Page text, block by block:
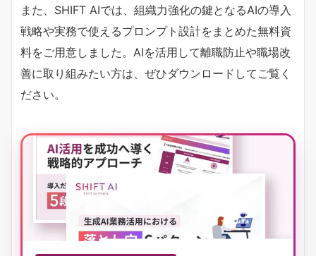
また、SHIFT AIでは、組織力強化の鍵となるAIの導入
戦略や実務で使えるプロンプト設計をまとめた無料資
料をご用意しました。AIを活用して離職防止や職場改
善に取り組みたい方は、ぜひダウンロードしてご覧く
ださい。